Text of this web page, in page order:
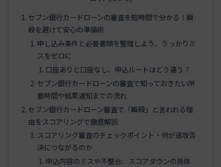
セブン銀行カードローンの審査を短時間で分かる！瞬
殺を避けて安心の準備術
申し込み条件と必要書類を整理しよう、うっかりミ
スをゼロに
口座ありと口座なし、申込ルートはどう違う？
セブン銀行カードローンの審査で知っておきたい所
要時間や結果通知までの流れ
セブン銀行カードローン審査で「瞬殺」と言われる理
由をスコアリングで徹底解説
スコアリング審査のチェックポイント・何が速攻否
決につながるのか
申込内容のミスや不整合、スコアダウンの具体